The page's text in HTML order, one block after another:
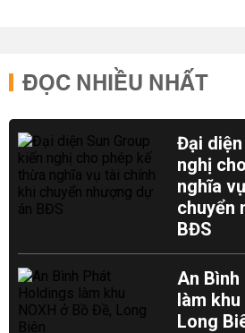
ĐỌC NHIỀU NHẤT
Đại
nghị
nghĩa
chuyển
BĐS
An
làm khu
Long